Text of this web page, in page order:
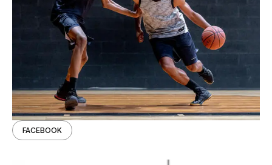
FACEBOOK